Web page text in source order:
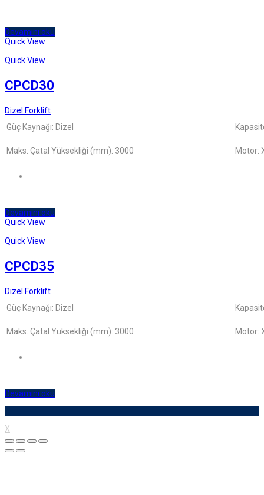
Devamını oku
Quick View
Quick View
CPCD30
Dizel Forklift
Güç Kaynağı: Dizel
Maks. Çatal Yüksekliği (mm): 3000 Motor:
Devamını oku
Quick View
Quick View
CPCD35
Dizel Forklift
Güç Kaynağı: Dizel
Maks. Çatal Yüksekliği (mm): 3000 Motor:
Devamını oku
X